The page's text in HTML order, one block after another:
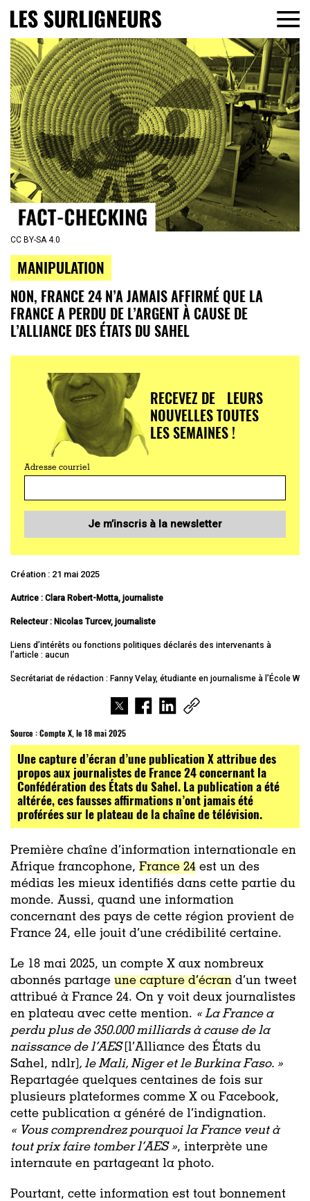
CC BY-SA 4.0
MANIPULATION
NON, FRANCE 24 N’A JAMAIS AFFIRMÉ QUE LA
FRANCE A PERDU DE L’ARGENT À CAUSE DE
L’ALLIANCE DES ÉTATS DU SAHEL
RECEVEZ DE LEURS
NOUVELLES TOUTES
LES SEMAINES !
Adresse courriel
Je m’inscris à la newsletter
Création : 21 mai 2025
Autrice : Clara Robert-Motta, journaliste
Relecteur : Nicolas Turcev, journaliste
Liens d’intérêts ou fonctions politiques déclarés des intervenants à
l’article : aucun
Secrétariat de rédaction : Fanny Velay, étudiante en journalisme à l’École W
Source :Compte X, le 18 mai 2025
Une capture d’écran d’une publication X attribue des
propos aux journalistes de France 24 concernant la
Confédération des États du Sahel. La publication a été
altérée, ces fausses affirmations n’ont jamais été
proférées sur le plateau de la chaîne de télévision.
Première chaîne d’information internationale en
Afrique francophone, France 24 est un des
médias les mieux identifiés dans cette partie du
monde. Aussi, quand une information
concernant des pays de cette région provient de
France 24, elle jouit d’une crédibilité certaine.
Le 18 mai 2025, un compte X aux nombreux
abonnés partage une capture d’écran d’un tweet
attribué à France 24. On y voit deux journalistes
en plateau avec cette mention. «La France a
perdu plus de 350.000 milliards à cause de la
naissance de l’AES [l’Alliance des États du
Sahel, ndlr] , le Mali, Niger et le Burkina Faso. »
Repartagée quelques centaines de fois sur
plusieurs plateformes comme X ou Facebook,
cette publication a généré de l’indignation.
« Vous comprendrez pourquoi la France veut à
tout prix faire tomber l’AES », interprète une
internaute en partageant la photo.
Pourtant, cette information est tout bonnement